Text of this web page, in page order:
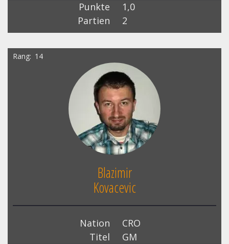
Punkte
1,0
Partien
2
Rang 14
Blazimir
Kovacevic
Nation
CRO
Titel
GM